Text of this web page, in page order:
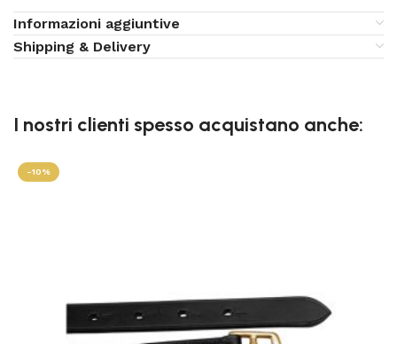
Informazioni aggiuntive
Shipping & Delivery
I nostri clienti spesso acquistano anche:
-10%